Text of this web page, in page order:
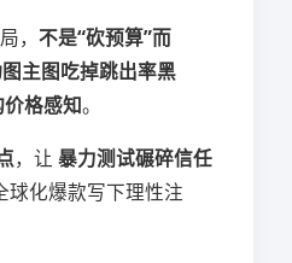
，​​不是“砍预算”而
主图吃掉跳出率黑
格感知​​。
​，让 ​​暴力测试碾碎信任
球化爆款写下理性注